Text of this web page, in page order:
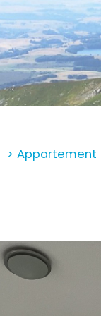
Appartement